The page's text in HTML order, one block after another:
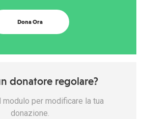
Dona Ora
donatore regolare?
modulo per modificare la tua
donazione.